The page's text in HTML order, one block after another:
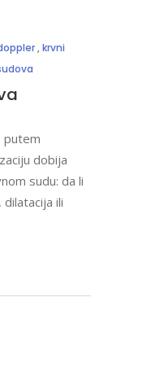
,krvni
putem
dobija
sudu: da li
ili